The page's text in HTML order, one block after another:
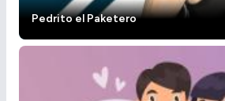
Pedrito el Paketero